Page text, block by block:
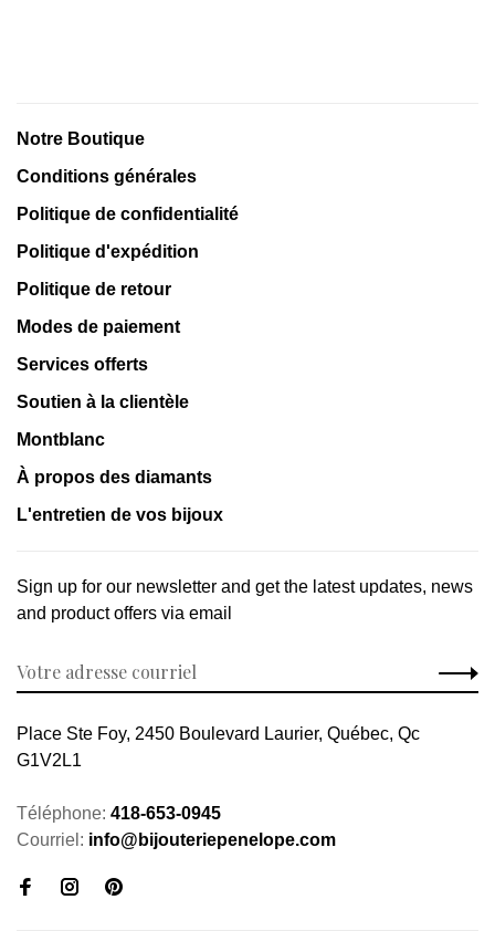
Notre Boutique
Conditions générales
Politique de confidentialité
Politique d'expédition
Politique de retour
Modes de paiement
Services offerts
Soutien à la clientèle
Montblanc
À propos des diamants
L'entretien de vos bijoux
Sign up for our newsletter and get the latest updates, news
and product offers via email
Place Ste Foy, 2450 Boulevard Laurier, Québec, Qc
G1V2L1
Téléphone: 418-653-0945
Courriel: info@bijouteriepenelope.com